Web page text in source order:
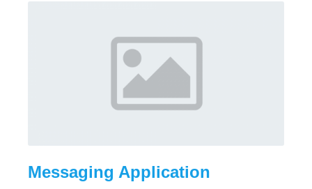
Messaging Application